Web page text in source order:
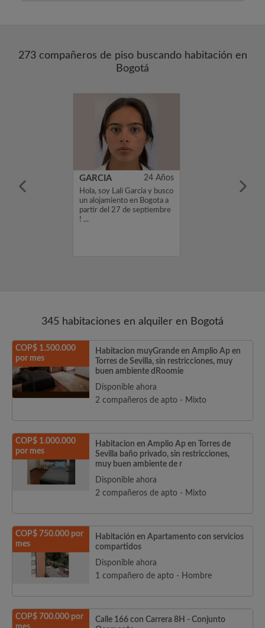
273 compañeros de piso buscando habitación en
Bogotá
de café
GARCIA 24 Años
Hola, soy Lali Garcia y busco
un alojamiento en Bogota a
partir del 27 de septiembre
! ...
345 habitaciones en alquiler en Bogotá
COP$ 1.500.000
por mes
Habitacion muyGrande en Amplio Ap en
Torres de Sevilla, sin restricciones, muy
buen ambiente dRoomie
Disponible ahora
2 compañeros de apto - Mixto
COP$ 1.000.000
por mes
Habitacion en Amplio Ap en Torres de
Sevilla baño privado, sin restricciones,
muy buen ambiente de r
Disponible ahora
2 compañeros de apto - Mixto
COP$ 750.000 por
mes
Habitación en Apartamento con servicios
compartidos
Disponible ahora
1 compañero de apto - Hombre
COP$ 700.000 por
Calle 166 con Carrera 8H - Conjunto